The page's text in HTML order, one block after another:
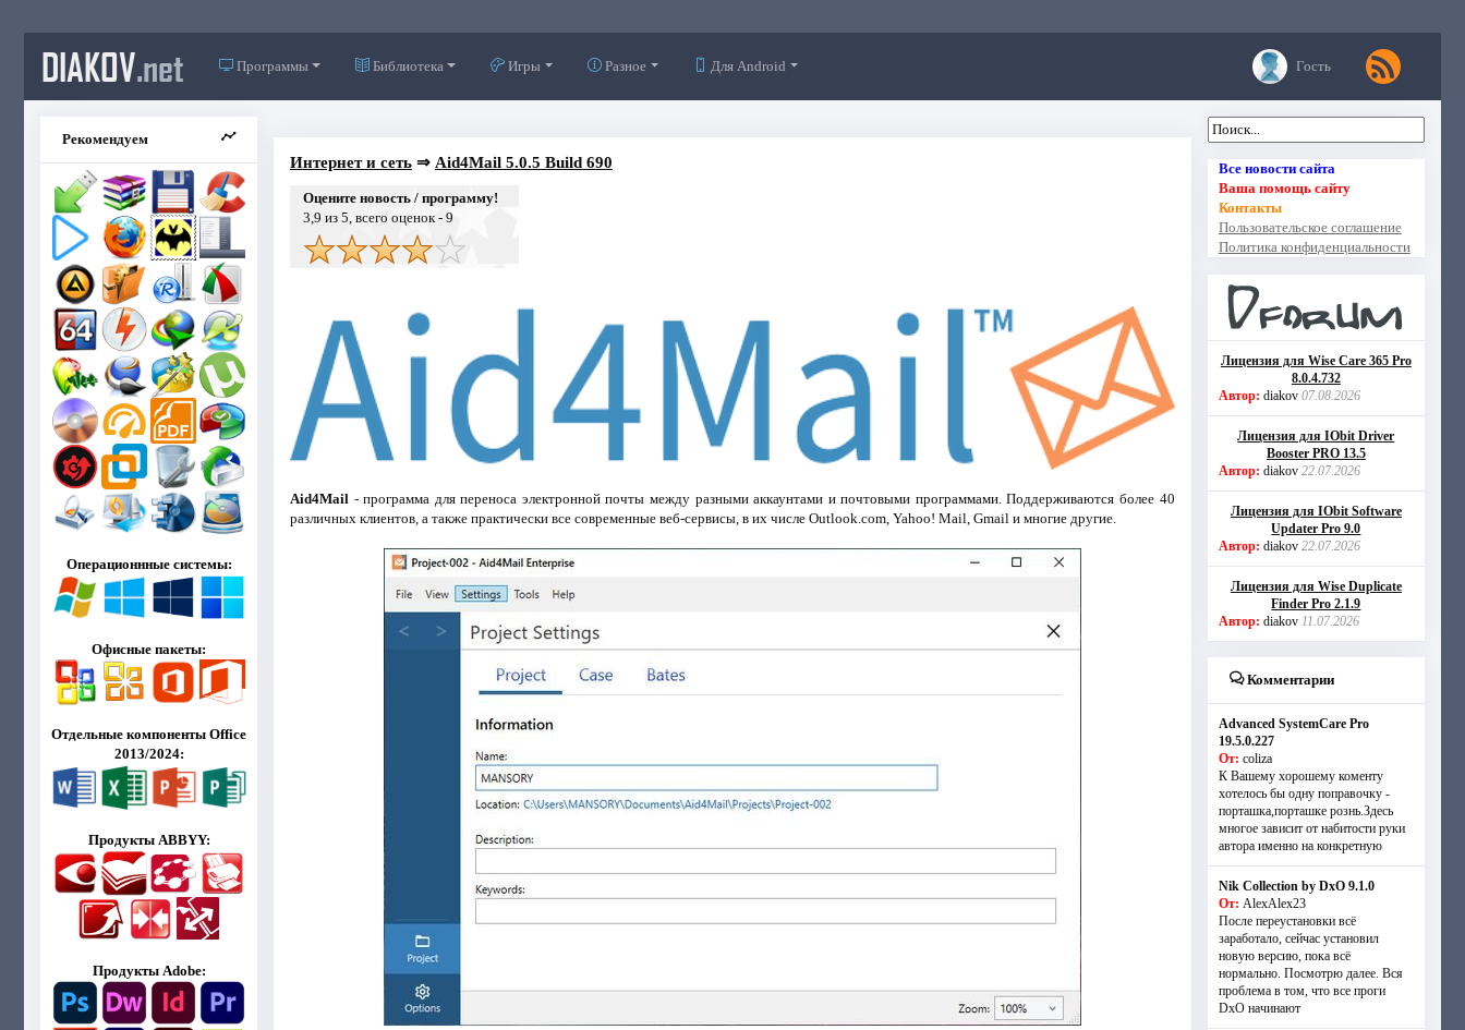
DIAKOV.net Программы Библиотека Игры Разное Для Android Гость
Рекомендуем
Операционнные системы:
Офисные пакеты:
Отдельные компоненты Office
2013/2024:
Продукты ABBYY:
Продукты Adobe:
Интернет и сеть⇒ Aid4Mail 5.0.5 Build 690
Оцените новость / программу!
3,9 из 5, всего оценок - 9
Aid4Mail - программа для переноса электронной почты между разными аккаунтами и почтовыми программами. Поддерживаются более 40
различных клиентов, а также практически все современные веб-сервисы, в их числе Outlook.com, Yahoo! Mail, Gmail и многие другие.
Все новости сайта
Ваша помощь сайту
Контакты
Пользовательское соглашение
Политика конфиденциальности
Лицензия для Wise Care 365 Pro
8.0.4.732
Автор: diakov 07.08.2026
Лицензия для IObit Driver
Booster PRO 13.5
Автор: diakov 22.07.2026
Лицензия для IObit Software
Updater Pro 9.0
Автор: diakov 22.07.2026
Лицензия для Wise Duplicate
Finder Pro 2.1.9
Автор: diakov 11.07.2026
Комментарии
Advanced SystemCare Pro
19.5.0.227
От: coliza
К Вашему хорошему коменту
хотелось бы одну поправочку -
порташка,порташке рознь.Здесь
многое зависит от набитости руки
автора именно на конкретную
Nik Collection by DxO 9.1.0
От: AlexAlex23
После переустановки всё
заработало, сейчас установил
новую версию, пока всё
нормально. Посмотрю далее. Вся
проблема в том, что все проги
DxO начинают